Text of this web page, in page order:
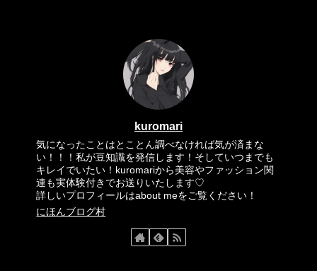
kuromari
気になったことはとことん調べなければ気が済まな
い！！！私が豆知識を発信します！そしていつまでも
キレイでいたい！kuromariから美容やファッション関
連も実体験付きでお送りいたします♡
詳しいプロフィールはabout meをご覧ください！
にほんブログ村